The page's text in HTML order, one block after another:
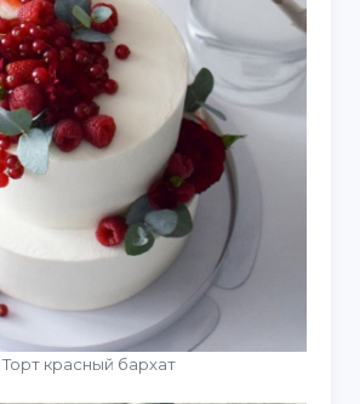
Торт красный бархат